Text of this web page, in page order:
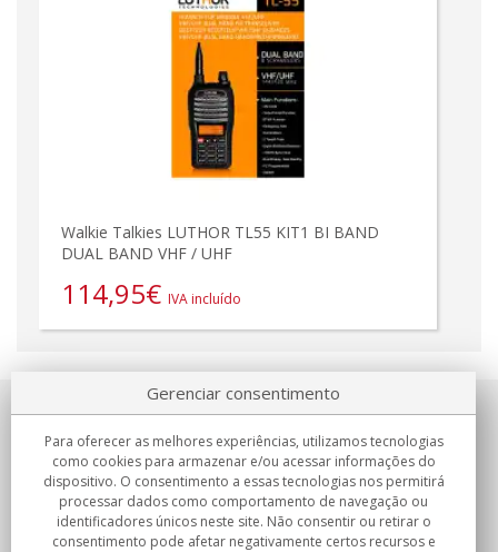
Walkie Talkies LUTHOR TL55 KIT1 BI BAND
DUAL BAND VHF / UHF
114,95€ IVA incluído
Sobre nosotros
Compromissos
Compras
Gerenciar consentimento
Para oferecer as melhores experiências, utilizamos tecnologias
como cookies para armazenar e/ou acessar informações do
dispositivo. O consentimento a essas tecnologias nos permitirá
processar dados como comportamento de navegação ou
identificadores únicos neste site. Não consentir ou retirar o
consentimento pode afetar negativamente certos recursos e